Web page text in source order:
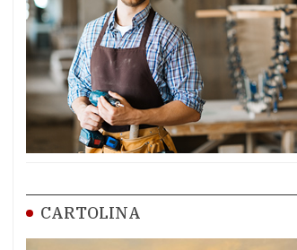
CARTOLINA